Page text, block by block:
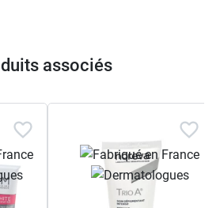
efficacité et leur haute
l'
Control
qui corrige l'aspect
le teint.
associés